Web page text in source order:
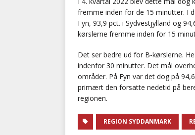
fremme inden for de 15 minutter. I
Fyn, 93,9 pct. i Sydvestjylland og
kørslerne fremme inden for 15
Det ser bedre ud for B-kørslerne.
indenfor 30 minutter. Det mål
områder. På Fyn var det dog på
primært den forsatte nedetid på
regionen.
REGION SYDDANMARK